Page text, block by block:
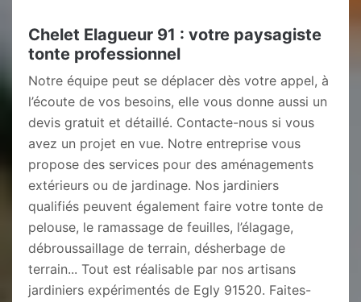
Chelet Elagueur 91 : votre paysagiste
tonte professionnel
Notre équipe peut se déplacer dès votre appel, à
l’écoute de vos besoins, elle vous donne aussi un
devis gratuit et détaillé. Contacte-nous si vous
avez un projet en vue. Notre entreprise vous
propose des services pour des aménagements
extérieurs ou de jardinage. Nos jardiniers
qualifiés peuvent également faire votre tonte de
pelouse, le ramassage de feuilles, l’élagage,
débroussaillage de terrain, désherbage de
terrain... Tout est réalisable par nos artisans
jardiniers expérimentés de Egly 91520. Faites-